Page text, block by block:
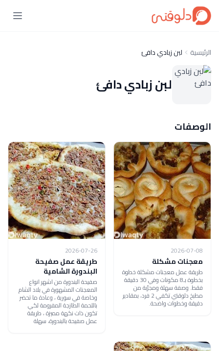
الرئيسية لبن زبادي دافئ
لبن زبادي دافئ
الوصفات
2026-07-08
معجنات مشكلة
طريقة عمل معجنات مشكلة خطوة
بخطوة بـ8 مكونات وفي 30 دقيقة
فقط. وصفة سهلة ومجرّبة من
مطبخ دلوقتي تكفي 2 فرد، بمقادير
دقيقة وخطوات واضحة.
2026-07-26
طريقة عمل صفيحة
البندورة الشامية
صفيحة البندورة من اشهر انواع
المعجنات المشهورة في بلاد الشام
وخاصة في سورية ، وعادة ما تحضر
باللحمة الطازجة المفرومة لكي
تكون ذات نكهة مميزة ، طريقة
عمل صفيحة بالبندورة، سهلة